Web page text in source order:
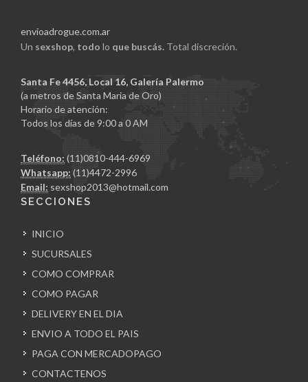
envioadrogue.com.ar
Un sexshop, todo lo que buscás. Total discreción.
Santa Fe 4456, Local 16, Galería Palermo
(a metros de Santa Maria de Oro)
Horario de atención:
Todos los días de 9:00 a 0 AM
Teléfono: (11)0810-444-6969
Whatsapp: (11)4472-2996
Email: sexshop2013@hotmail.com
SECCIONES
INICIO
SUCURSALES
COMO COMPRAR
COMO PAGAR
DELIVERY EN EL DIA
ENVIO A TODO EL PAIS
PAGA CON MERCADOPAGO
CONTACTENOS